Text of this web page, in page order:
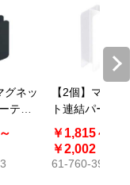
グネッ
テー
線連
【2個】マグネッ
ト連結パーテー
ション用 連結セ
ット L型連結セ
ット
￥1,815～
￥2,002
61-760-39